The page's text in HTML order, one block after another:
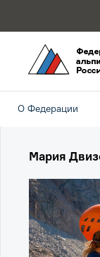
О Федерации
Мария